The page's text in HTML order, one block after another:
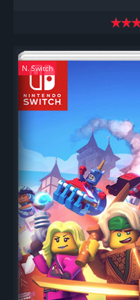
N. Switch